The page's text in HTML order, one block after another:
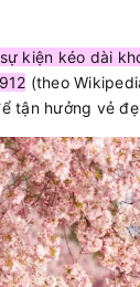
kiện kéo dài
(theo
tận hưởng vẻ